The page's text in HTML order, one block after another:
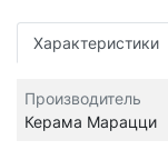
Характеристики
Производитель
Керама Марацци